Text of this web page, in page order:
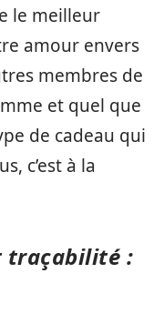
le meilleur
amour envers
membres de
et quel que
de cadeau qui
c’est à la
traçabilité :